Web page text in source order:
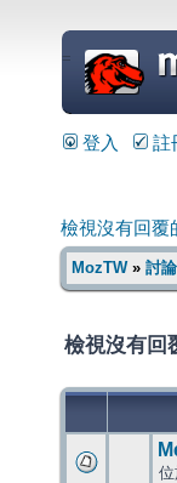
=
登入 註
檢視沒有回覆
MozTW» 討
檢視沒有回